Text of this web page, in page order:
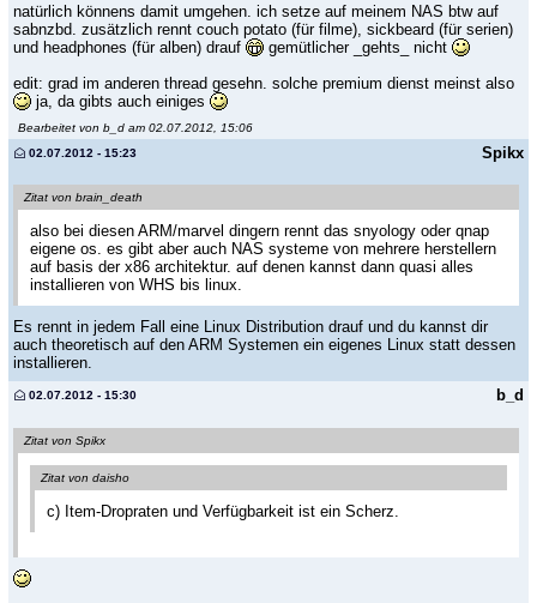
natürlich könnens damit umgehen. ich setze auf meinem NAS btw auf
sabnzbd. zusätzlich rennt couch potato (für filme), sickbeard (für serien)
und headphones (für alben) drauf
gemütlicher _gehts_ nicht
edit: grad im anderen thread gesehn. solche premium dienst meinst also
ja, da gibts auch einiges
Bearbeitet von b_d am 02.07.2012, 15:06
Spikx
02.07.2012 - 15:23
Zitat von brain_death
also bei diesen ARM/marvel dingern rennt das snyology oder qnap
eigene os. es gibt aber auch NAS systeme von mehrere herstellern
auf basis der x86 architektur. auf denen kannst dann quasi alles
installieren von WHS bis linux.
Es rennt in jedem Fall eine Linux Distribution drauf und du kannst dir
auch theoretisch auf den ARM Systemen ein eigenes Linux statt dessen
installieren.
b_d
02.07.2012 - 15:30
Zitat von Spikx
Zitat von daisho
c) Item-Dropraten und Verfügbarkeit ist ein Scherz.